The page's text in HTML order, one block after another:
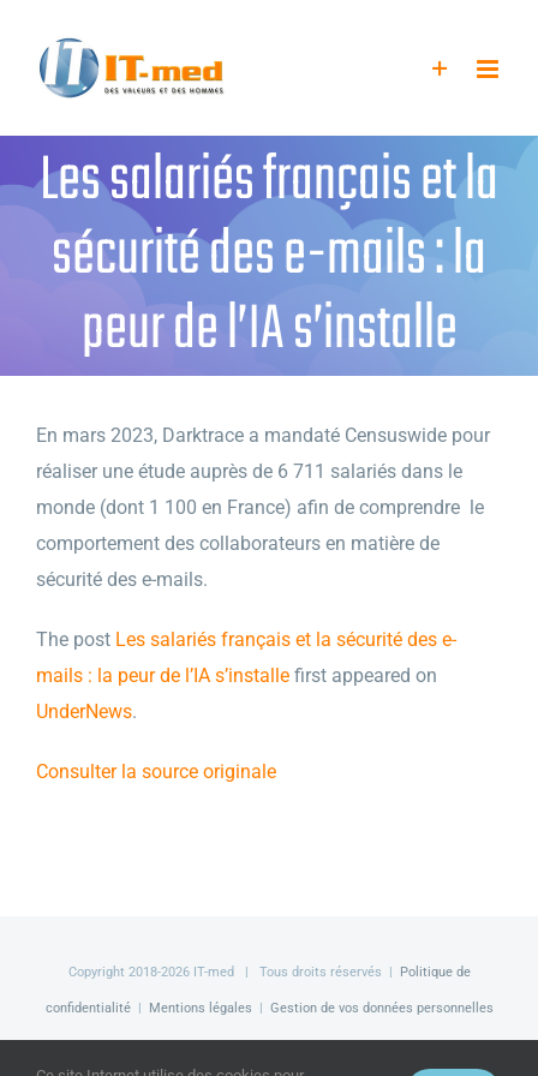
contenu
Les salariés français et la
sécurité des e-mails : la
peur de l’IA s’installe
En mars 2023, Darktrace a mandaté Censuswide pour
réaliser une étude auprès de 6 711 salariés dans le
monde (dont 1 100 en France) afin de comprendre le
comportement des collaborateurs en matière de
sécurité des e-mails.
The post Les salariés français et la sécurité des e-
mails : la peur de l’IA s’installe first appeared on
UnderNews.
Consulter la source originale
Copyright 2018-2026 IT-med | Tous droits réservés | Politique de
confidentialité| Mentions légales | Gestion de vos données personnelles